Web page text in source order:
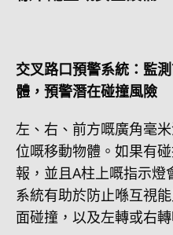
交叉路口預警系統：監
體，預警潛在碰撞風險
左、右、前方嘅廣角毫
位嘅移動物體。如果有
報，並且A柱上嘅指示燈
系統有助於防止喺互視
面碰撞，以及左轉或右